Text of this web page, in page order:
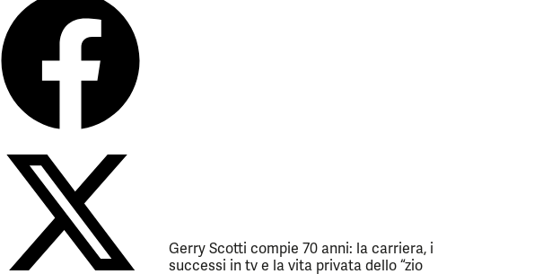
Gerry Scotti compie 70 anni: la carriera, i
successi in tv e la vita privata dello “zio